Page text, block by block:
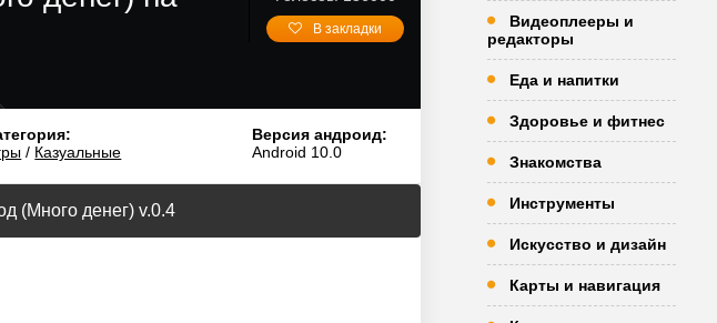
В закладки
/ Казуальные
Версия андроид:
Android 10.0
(Много денег) v.0.4
Видеоплееры и
редакторы
Еда и напитки
Здоровье и фитнес
Знакомства
Инструменты
Искусство и дизайн
Карты и навигация